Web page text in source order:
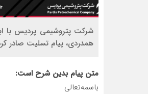
شرکت پتروشیمی پردیس با
همدردی، پیام تسلیت صادر
متن پیام بدین شرح است:
باسمه‌تعالی